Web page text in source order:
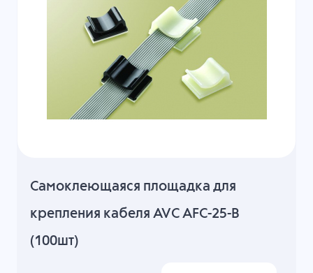
Cамоклеющаяся площадка для
крепления кабеля AVC AFC-25-B
(100шт)